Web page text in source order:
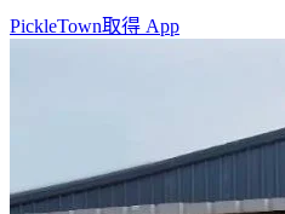
PickleTown取得 App